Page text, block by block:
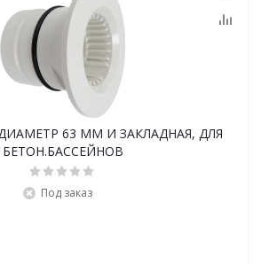
БЕТОН.БАССЕЙНОВ
Под заказ